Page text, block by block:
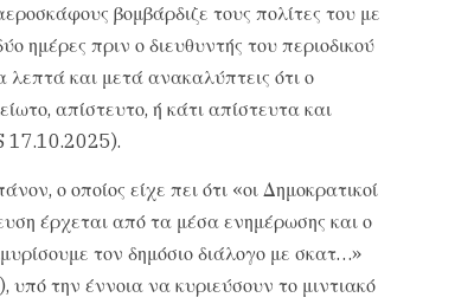
βομβάρδιζε τους πολίτες του με
ημέρες πριν ο διευθυντής του περιοδικού
και μετά ανακαλύπτεις ότι ο
απίστευτο, ή κάτι απίστευτα και
17.10.2025).
ο οποίος είχε πει ότι «οι Δημοκρατικοί
έρχεται από τα μέσα ενημέρωσης και ο
τον δημόσιο διάλογο με σκατ…»
την έννοια να κυριεύσουν το μιντιακό